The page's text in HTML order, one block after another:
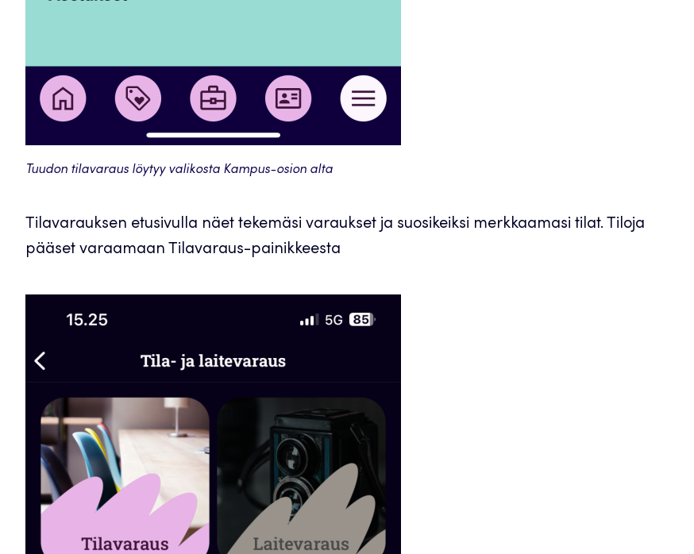
Tuudon tilavaraus löytyy valikosta Kampus-osion alta
Tilavarauksen etusivulla näet tekemäsi varaukset ja suosikeiksi merkkaamasi tilat. Tiloja
pääset varaamaan Tilavaraus-painikkeesta